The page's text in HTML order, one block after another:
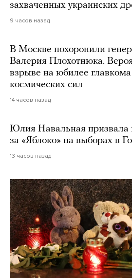
захваченных украинских
9 часов назад
В Москве похоронили
Валерия Плохотнюка.
взрыве на юбилее
космических сил
14 часов назад
Юлия Навальная призвала
за «Яблоко» на выборах в
13 часов назад